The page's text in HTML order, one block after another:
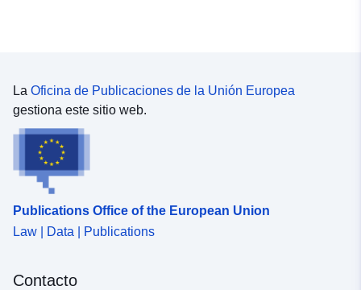
identificador AAFC como uno de los atributos de la
norma de datos que localiza puntos de muestreo de
La Oficina de Publicaciones de la Unión Europea
gestiona este sitio web.
Publications Office of the European Union
Law | Data | Publications
Contacto